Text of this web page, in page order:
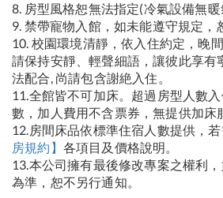
8. 房型風格恕無法指定(冷氣設備無暖
9. 禁帶寵物入館，如未能遵守規定，
10. 校園環境清靜，依入住約定，晚
請保持安靜、輕聲細語，讓彼此享有
法配合, 尚請包含謝絶入住。
11.全館皆不可加床。超過房型人數
數，加人費用不含票券，無提供加床
12.房間床品依標準住宿人數提供，
房規約】 各項目及價格說明。
13.本公司擁有最後修改專案之權利
為準，恕不另行通知。